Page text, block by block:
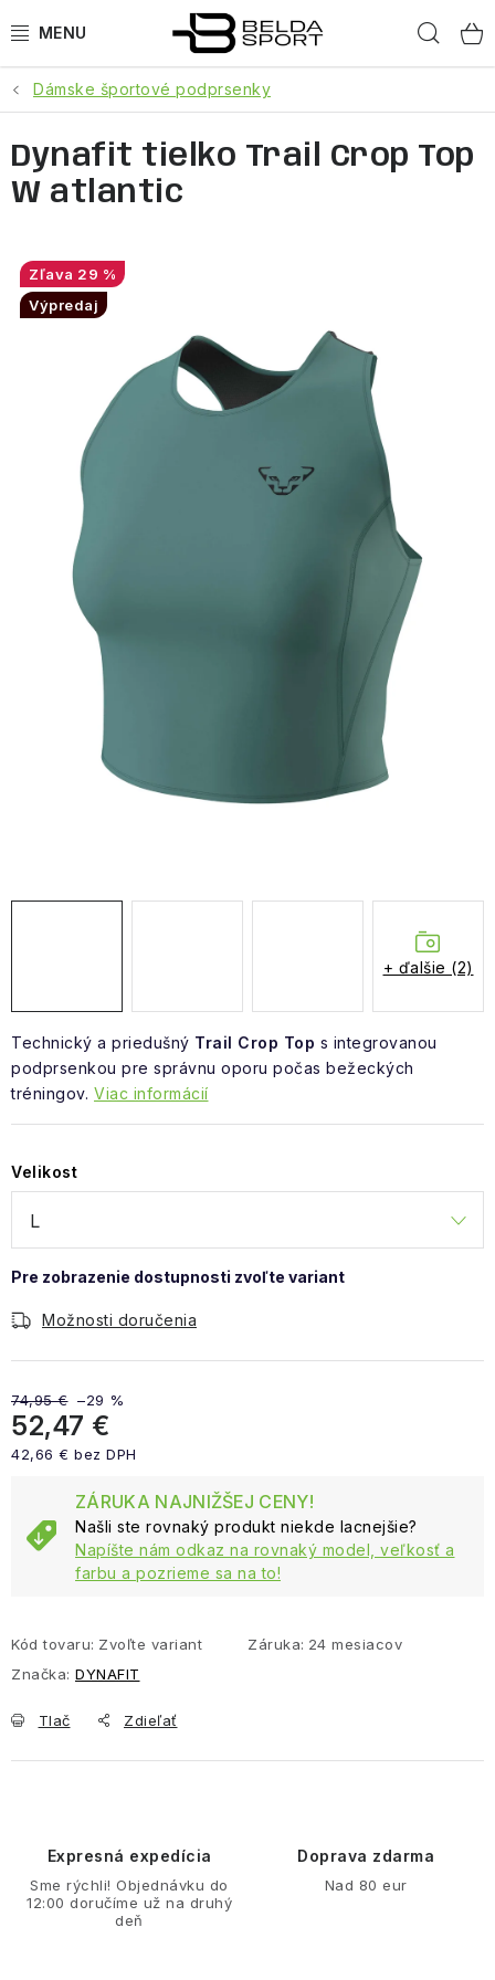
na
ŠPORTY
BEH
GOLDBERGH
OBLEČENIE
DOPLNKY
NAŠE SLUŽBY
VÝPREDAJ
ZNAČKY
Vrátenie a výmena
Dámske športové podprsenky
Technický a priedušný Trail Crop Top s integrovanou
podprsenkou pre správnu oporu počas bežeckých
tréningov. Viac informácií
Velikost
Možnosti doručenia
74,95 € –29 %
52,47 €
42,66 € bez DPH
ZÁRUKA NAJNIŽŠEJ CENY!
Našli ste rovnaký produkt niekde lacnejšie?
Napíšte nám odkaz na rovnaký model, veľkosť a
farbu a pozrieme sa na to!
Kód tovaru: Zvoľte variant Záruka: 24 mesiacov
Značka: DYNAFIT
Tlač Zdieľať
Dynafit tielko Trail Crop Top
W atlantic
29 %
Výpredaj
+ ďalšie (2)
Expresná expedícia
Sme rýchli! Objednávku do
12:00 doručíme už na druhý
deň
Doprava zdarma
Nad 80 eur